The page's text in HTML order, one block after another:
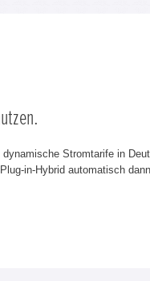
Stromtarife in
in-Hybrid automatisch